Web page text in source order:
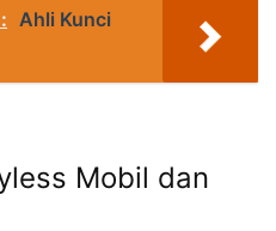
Ahli Kunci
Mobil dan